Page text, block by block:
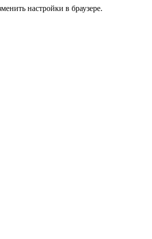
настройки в браузере.